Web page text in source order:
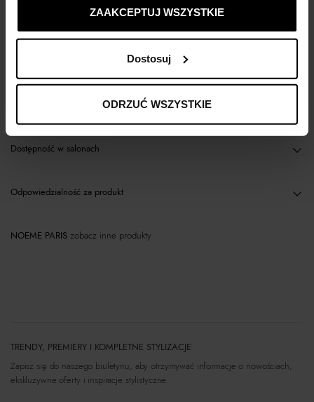
ZAAKCEPTUJ WSZYSTKIE
Dostosuj
ODRZUĆ WSZYSTKIE
Dostępność w salonach
Odpowiedzialność za produkt
NOEME PARIS zobacz inne produkty
TRENDY, PREMIERY I KOMPLETNE STYLIZACJE
Zapisz się do naszego biuletynu, aby otrzymywać informacje o nowościach,
ekskluzywne oferty i inspiracje stylistyczne.